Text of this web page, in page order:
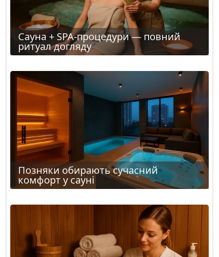
Сауна + SPA-процедури — повний
ритуал догляду
Позняки обирають сучасний
комфорт у сауні